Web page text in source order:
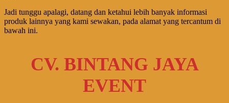
Jadi tunggu apalagi, datang dan ketahui lebih banyak informasi
produk lainnya yang kami sewakan, pada alamat yang tercantum di
bawah ini.
CV. BINTANG JAYA
EVENT